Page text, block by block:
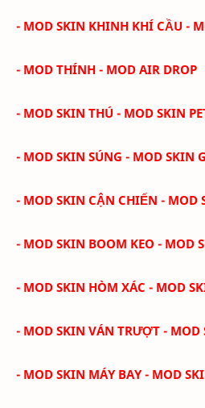
- MOD SKIN KHINH KHÍ CẦU -
- MOD THÍNH - MOD AIR DROP
- MOD SKIN THÚ - MOD SKIN
- MOD SKIN SÚNG - MOD SKIN
- MOD SKIN CẬN CHIẾN - MOD
- MOD SKIN BOOM KEO - MOD
- MOD SKIN HÒM XÁC - MOD
- MOD SKIN VÁN TRƯỢT - MOD
- MOD SKIN MÁY BAY - MOD